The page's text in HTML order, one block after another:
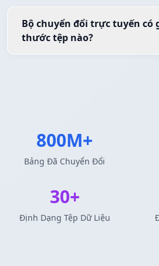
Bộ chuyển đổi trực tuyến có
thước tệp nào?
800M+
Bảng Đã Chuyển Đổi
30+
Định Dạng Tệp Dữ Liệu